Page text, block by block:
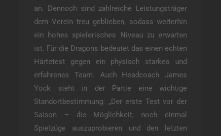
an. Dennoch sind zahlreiche Leistungsträger
dem Verein treu geblieben, sodass weiterhin
ein hohes spielerisches Niveau zu erwarten
ist. Für die Dragons bedeutet das einen echten
Härtetest gegen ein physisch starkes und
erfahrenes Team. Auch Headcoach James
Yock sieht in der Partie eine wichtige
Standortbestimmung: „Der erste Test vor der
Saison – die Möglichkeit, noch einmal
Spielzüge auszuprobieren und den letzten